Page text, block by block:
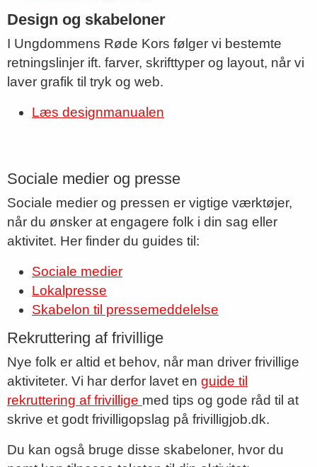
Design og skabeloner
I Ungdommens Røde Kors følger vi bestemte
retningslinjer ift. farver, skrifttyper og layout, når vi
laver grafik til tryk og web.
Læs designmanualen
Sociale medier og presse
Sociale medier og pressen er vigtige værktøjer,
når du ønsker at engagere folk i din sag eller
aktivitet. Her finder du guides til:
Sociale medier
Lokalpresse
Skabelon til pressemeddelelse
Rekruttering af frivillige
Nye folk er altid et behov, når man driver frivillige
aktiviteter. Vi har derfor lavet en guide til
rekruttering af frivillige med tips og gode råd til at
skrive et godt frivilligopslag på frivilligjob.dk.
Du kan også bruge disse skabeloner, hvor du